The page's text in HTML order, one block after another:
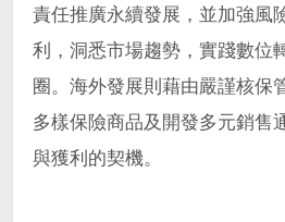
責任推廣永續發展，並加強風
利，洞悉市場趨勢，實踐數位
圈。海外發展則藉由嚴謹核保
多樣保險商品及開發多元銷售
與獲利的契機。